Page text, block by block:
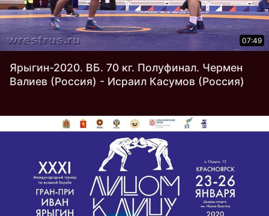
07:49
Ярыгин-2020. ВБ. 70 кг. Полуфинал. Чермен
Валиев (Россия) - Исраил Касумов (Россия)